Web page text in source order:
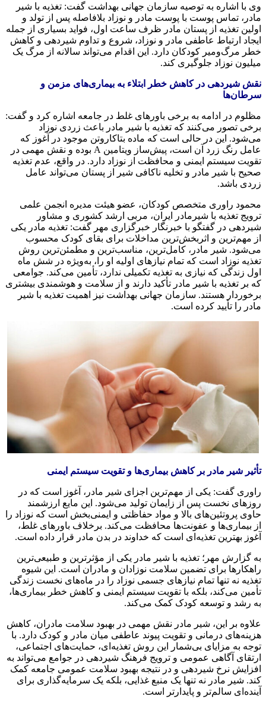
با اشاره به توصیه سازمان جهانی بهداشت گفت: تغذیه با شیر
تماس پوست با پوست مادر و نوزاد بلافاصله پس از تولد و
تغذیه از پستان مادر ظرف ساعت اول، فواید بسیاری از جمله
ارتباط عاطفی مادر و نوزاد، شروع و تداوم شیردهی و کاهش
مرگ‌ومیر کودکان دارد. این اقدام می‌تواند سالانه از مرگ یک
نوزاد جلوگیری کند.
شیردهی در کاهش خطر ابتلاء به بیماری‌های مزمن و
در ادامه به برخی باورهای غلط در جامعه اشاره کرد و گفت:
تصور می‌کنند که تغذیه با شیر مادر باعث زردی نوزاد
این در حالی است که مادهبتاکاروتنموجود درآغوزکه
عامل رنگ زرد آن است، پیش‌ساز ویتامین A بوده و نقش مهمی در
سیستم ایمنی و محافظت از نوزاد دارد. در واقع، عدم تغذیه
با شیر مادر و تخلیه ناکافی شیر از پستان می‌تواند عامل
باشد.
راوری متخصص کودکان، عضو هیئت مدیره انجمن علمی
تغذیه با شیرمادرایران، مربی ارشد کشوری و مشاور
در گفتگو با خبرنگار خبرگزاری مهر گفت: تغذیه مادر یکی
مهم‌ترین و اثربخش‌ترین مداخلات برای بقای کودک محسوب
شیر مادر، کامل‌ترین، مناسب‌ترین و مطمئن‌ترین روش
نوزاد است که تمام نیازهای اولیه او را، به‌ویژه در شش ماه
زندگی که نیازی به تغذیه تکمیلی ندارد، تأمین می‌کند. جوامعی
بر تغذیه با شیر مادر تأکید دارند و از سلامت و هوشمندی بیشتری
هستند. سازمان جهانی بهداشت نیز اهمیت تغذیه با شیر
را تأیید کرده است.
شیر مادر بر کاهش بیماری‌ها و تقویت سیستم ایمنی
گفت: یکی از مهم‌ترین اجزای شیر مادر، آغوزاست که در
نخست پس از زایمان تولید می‌شود. این مایع ارزشمند
پروتئین‌های بالا و مواد حفاظتی و ایمنی‌بخش است که نوزاد را
بیماری‌ها و عفونت‌ها محافظت می‌کند. برخلاف باورهای غلط،
بهترین تغذیه‌ای است که خداوند در بدن مادر قرار داده است.
گزارش مهر؛ تغذیه با شیر مادر یکی از مؤثرترین و طبیعی‌ترین
برای تضمین سلامت نوزادان و مادران است. این شیوه
نه تنها تمام نیازهای جسمی نوزاد را در ماه‌های نخست زندگی
می‌کند، بلکه با تقویت سیستم ایمنی و کاهش خطر بیماری‌ها،
رشد و توسعه کودک کمک می‌کند.
بر این، شیر مادر نقش مهمی در بهبود سلامت مادران، کاهش
درمانی و تقویت پیوند عاطفی میان مادر و کودک دارد. با
به مزایای بی‌شمار این روش تغذیه‌ای، حمایت‌های اجتماعی،
آگاهی عمومی و ترویج فرهنگ شیردهی در جوامع می‌تواند به
نرخ شیردهی و در نتیجه بهبود سلامت عمومی جامعه کمک
شیر مادر نه تنها یک منبع غذایی، بلکه یک سرمایه‌گذاری برای
سالم‌تر و پایدارتر است.